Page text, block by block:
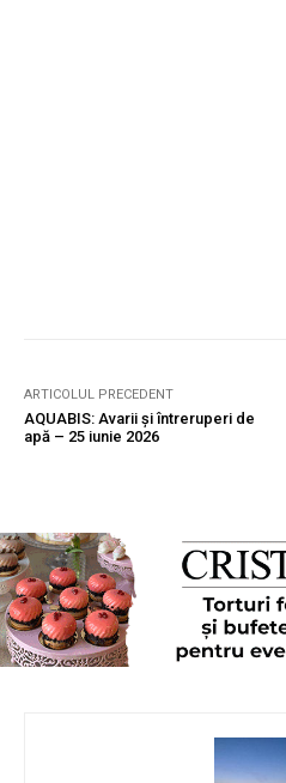
ARTICOLUL PRECEDENT
AQUABIS: Avarii și întreruperi de
apă – 25 iunie 2026